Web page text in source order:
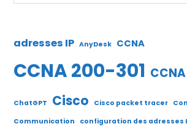
adresses IP AnyDesk CCNA
CCNA 200-301 CCNA
ChatGPT Cisco Cisco packet tracer
Communication
configuration des adresses